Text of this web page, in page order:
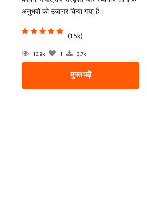
अनुभवों को उजागर किया गया है।
(1.5k)
10.9k 1 3.7k
मुफ्त पढ़ें